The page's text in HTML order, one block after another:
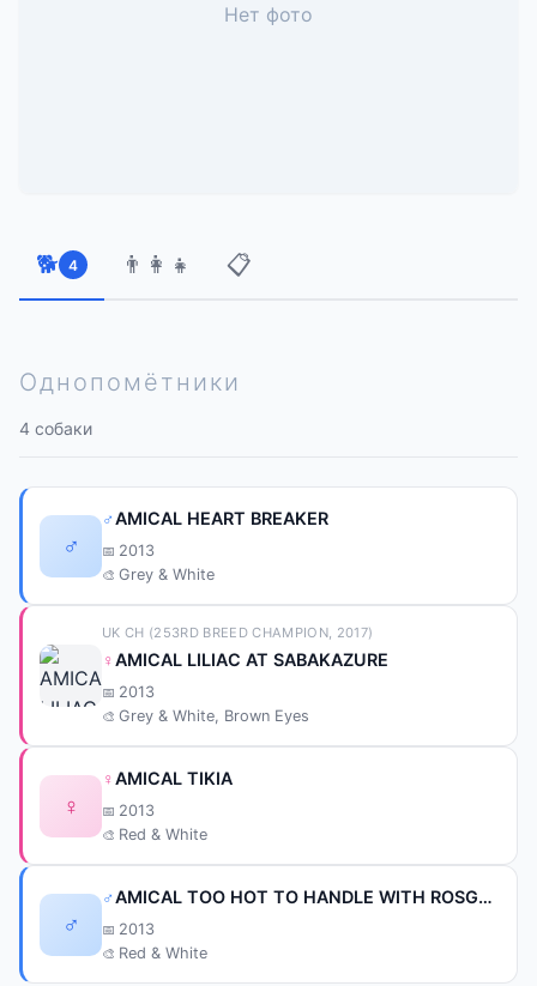
Нет фото
🐕 4 👨‍👩‍👧 📋
Однопомётники
4 собаки
♂
♂AMICAL HEART BREAKER
2013
Grey & White
UK CH (253RD BREED CHAMPION, 2017)
♀AMICAL LILIAC AT SABAKAZURE
2013
Grey & White, Brown Eyes
♀
♀AMICAL TIKIA
2013
Red & White
♂
♂ AMICAL TOO HOT TO HANDLE WITH ROSGUARD
2013
Red & White